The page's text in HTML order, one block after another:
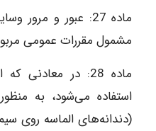
ماده‌ 27: عبور و
مشمول مقررات عمومی
ماده‌ 28: در
استفاده می‌شود، به
(دندانه‌های الماسه روی